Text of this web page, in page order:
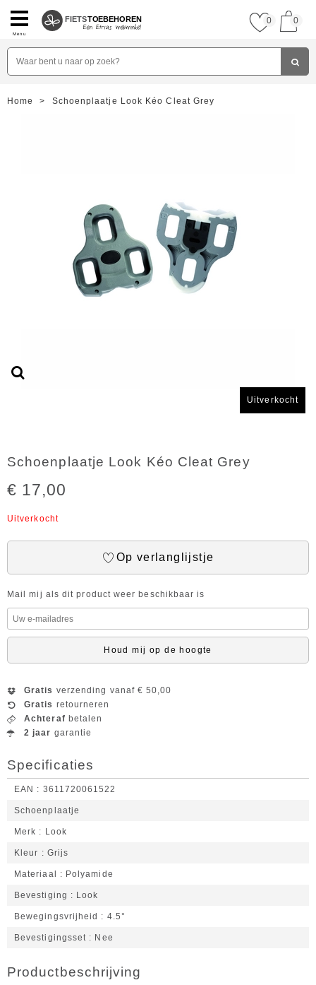
Menu
FIETSTOEBEHOREN 0 0
Home > Schoenplaatje Look Kéo Cleat Grey
Uitverkocht
Schoenplaatje Look Kéo Cleat Grey
€ 17,00
Uitverkocht
Op verlanglijstje
Mail mij als dit product weer beschikbaar is
Houd mij op de hoogte
Gratis verzending vanaf € 50,00
Gratis retourneren
Achteraf betalen
2 jaar garantie
Specificaties
EAN 3611720061522
Schoenplaatje
Merk Look
Kleur Grijs
Materiaal Polyamide
Bevestiging Look
Bewegingsvrijheid 4.5°
Bevestigingsset Nee
Productbeschrijving